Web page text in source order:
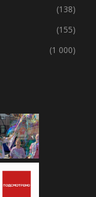
(1 007)
(138)
(155)